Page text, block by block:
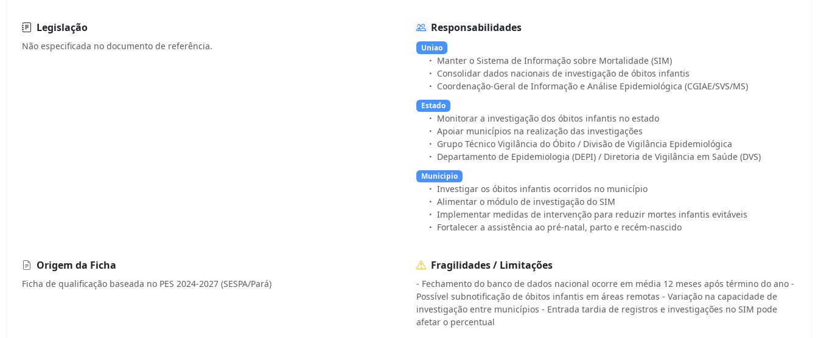
Legislação Responsabilidades
Uniao
Manter o Sistema de Informação sobre Mortalidade (SIM)
Consolidar dados nacionais de investigação de óbitos infantis
Coordenação-Geral de Informação e Análise Epidemiológica (CGIAE/SVS/MS)
Estado
Monitorar a investigação dos óbitos infantis no estado
Apoiar municípios na realização das investigações
Grupo Técnico Vigilância do Óbito / Divisão de Vigilância Epidemiológica
Departamento de Epidemiologia (DEPI) / Diretoria de Vigilância em Saúde (DVS)
Municipio
Investigar os óbitos infantis ocorridos no município
Alimentar o módulo de investigação do SIM
Implementar medidas de intervenção para reduzir mortes infantis evitáveis
Fortalecer a assistência ao pré-natal, parto e recém-nascido
Origem da Ficha
Ficha de qualificação baseada no PES 2024-2027 (SESPA/Pará)
Fragilidades / Limitações
- Fechamento do banco de dados nacional ocorre em média 12 meses após término do ano -
Possível subnotificação de óbitos infantis em áreas remotas - Variação na capacidade de
investigação entre municípios - Entrada tardia de registros e investigações no SIM pode
afetar o percentual